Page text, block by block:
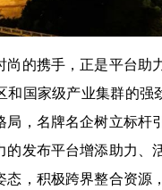
尚的携手，正是平台
和国家级产业集群的强
局，名牌名企树立标杆
的发布平台增添助力、
态，积极跨界整合资